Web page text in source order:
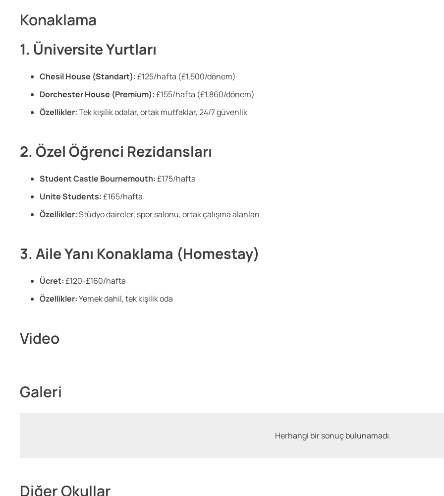
Konaklama
1. Üniversite Yurtları
Chesil House (Standart):£125/hafta (£1,500/dönem)
Dorchester House (Premium):£155/hafta (£1,860/dönem)
Özellikler:Tek kişilik odalar, ortak mutfaklar, 24/7 güvenlik
2. Özel Öğrenci Rezidansları
Student Castle Bournemouth:£175/hafta
Unite Students:£165/hafta
Özellikler:Stüdyo daireler, spor salonu, ortak çalışma alanları
3. Aile Yanı Konaklama (Homestay)
Ücret:£120-£160/hafta
Özellikler:Yemek dahil, tek kişilik oda
Video
Galeri
Herhangi bir sonuç bulunamadı.
Diğer Okullar